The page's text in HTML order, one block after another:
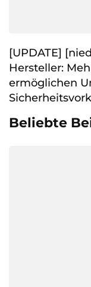
[UPDATE]
Hersteller:
ermöglichen
Beliebte